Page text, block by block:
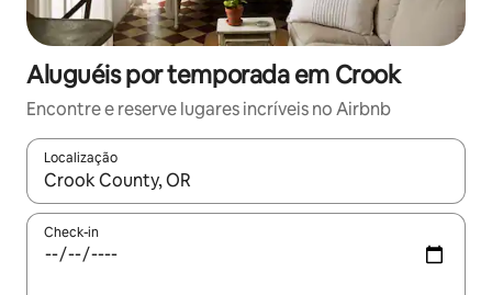
Aluguéis por temporada em Crook
Encontre e reserve lugares incríveis no Airbnb
Localização
Quando os resultados estiverem disponíveis, explore-os
Check-in